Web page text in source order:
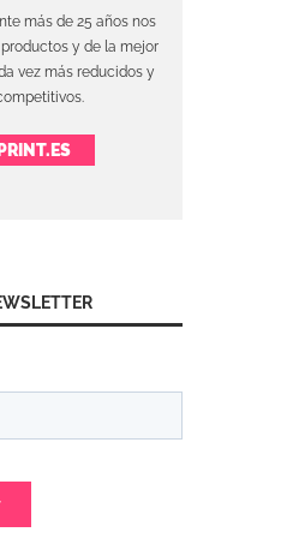
más de 25 años nos
y de la mejor
vez más reducidos y